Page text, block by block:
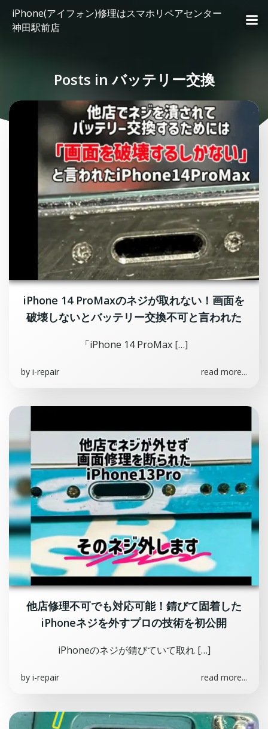
ン
へ
キ
ッ
プ
iPhone(アイフォン)修理はスマホリペアセンター
神田駅前店
Posts in バッテリー交換
iPhone 14 ProMaxのネジが取れない！画面を
破壊しないとバッテリー交換不可と言われた
「iPhone 14 ProMax […]
by i-repair read more...
他店修理不可でも対応可能！錆びて固着した
iPhoneネジを外すプロの技術を初公開
iPhoneのネジが錆びていて取れ […]
by i-repair read more...